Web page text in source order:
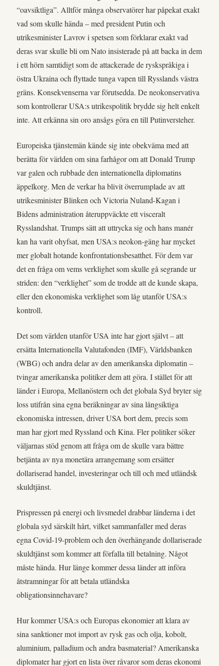
“oavsiktliga”. Alltför många observatörer har påpekat exakt
vad som skulle hända – med president Putin och
utrikesminister Lavrov i spetsen som förklarar exakt vad
deras svar skulle bli om Nato insisterade på att backa in dem
i ett hörn samtidigt som de attackerade de ryskspråkiga i
östra Ukraina och flyttade tunga vapen till Rysslands västra
gräns. Konsekvenserna var förutsedda. De neokonservativa
som kontrollerar USA:s utrikespolitik brydde sig helt enkelt
inte. Att erkänna sin oro ansågs göra en till Putinversteher.
Europeiska tjänstemän kände sig inte obekväma med att
berätta för världen om sina farhågor om att Donald Trump
var galen och rubbade den internationella diplomatins
äppelkorg. Men de verkar ha blivit överrumplade av att
utrikesminister Blinken och Victoria Nuland-Kagan i
Bidens administration återuppväckte ett visceralt
Rysslandshat. Trumps sätt att uttrycka sig och hans manér
kan ha varit ohyfsat, men USA:s neokon-gäng har mycket
mer globalt hotande konfrontationsbesatthet. För dem var
det en fråga om vems verklighet som skulle gå segrande ur
striden: den “verklighet” som de trodde att de kunde skapa,
eller den ekonomiska verklighet som låg utanför USA:s
kontroll.
Det som världen utanför USA inte har gjort självt – att
ersätta Internationella Valutafonden (IMF), Världsbanken
(WBG) och andra delar av den amerikanska diplomatin –
tvingar amerikanska politiker dem att göra. I stället för att
länder i Europa, Mellanöstern och det globala Syd bryter sig
loss utifrån sina egna beräkningar av sina långsiktiga
ekonomiska intressen, driver USA bort dem, precis som
man har gjort med Ryssland och Kina. Fler politiker söker
väljarnas stöd genom att fråga om de skulle vara bättre
betjänta av nya monetära arrangemang som ersätter
dollariserad handel, investeringar och till och med utländsk
skuldtjänst.
Prispressen på energi och livsmedel drabbar länderna i det
globala syd särskilt hårt, vilket sammanfaller med deras
egna Covid-19-problem och den överhängande dollariserade
skuldtjänst som kommer att förfalla till betalning. Något
måste hända. Hur länge kommer dessa länder att införa
åtstramningar för att betala utländska
obligationsinnehavare?
Hur kommer USA:s och Europas ekonomier att klara av
sina sanktioner mot import av rysk gas och olja, kobolt,
aluminium, palladium och andra basmaterial? Amerikanska
diplomater har gjort en lista över råvaror som deras ekonomi